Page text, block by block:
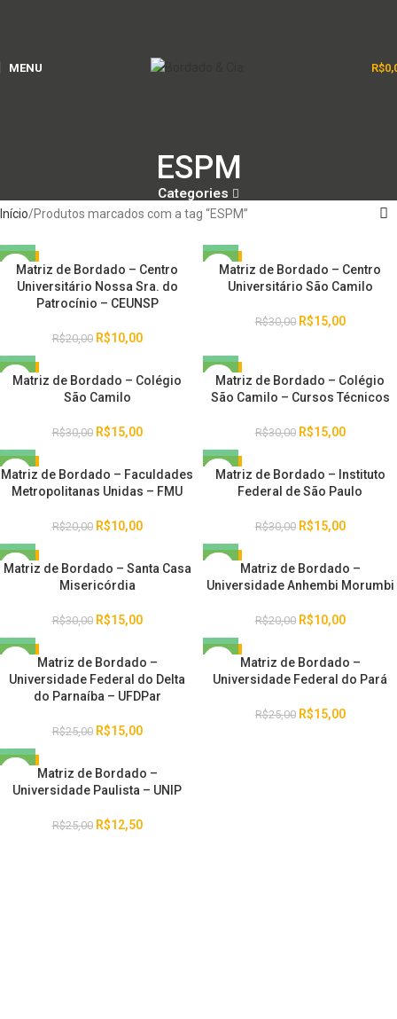
MENU R$
ESPM
Categories
Início Produtos marcados com a tag “ESPM”
-50%
Matriz de Bordado – Centro
Universitário Nossa Sra. do
Patrocínio – CEUNSP
R$20,00 R$10,00
-50%
Matriz de Bordado – Centro
Universitário São Camilo
R$30,00 R$15,00
-50%
Matriz de Bordado – Colégio
São Camilo
R$30,00 R$15,00
-50%
Matriz de Bordado – Colégio
São Camilo – Cursos Técnicos
R$30,00 R$15,00
-50%
Matriz de Bordado – Faculdades
Metropolitanas Unidas – FMU
R$20,00 R$10,00
-50%
Matriz de Bordado – Instituto
Federal de São Paulo
R$30,00 R$15,00
-50%
Matriz de Bordado – Santa Casa
Misericórdia
R$30,00 R$15,00
-50%
Matriz de Bordado –
Universidade Anhembi Morumbi
R$20,00 R$10,00
-40%
Matriz de Bordado –
Universidade Federal do Delta
do Parnaíba – UFDPar
R$25,00 R$15,00
-40%
Matriz de Bordado –
Universidade Federal do Pará
R$25,00 R$15,00
-50%
Matriz de Bordado –
Universidade Paulista – UNIP
R$25,00 R$12,50